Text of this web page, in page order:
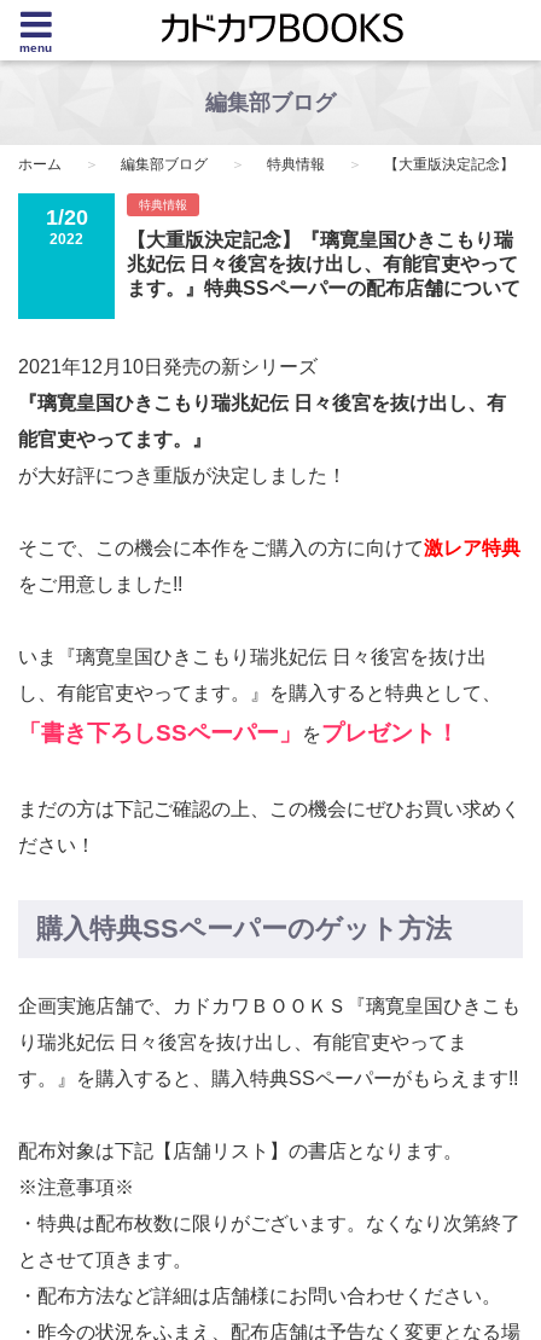
menu
編集部ブログ
ホーム 編集部ブログ 特典情報 【大重版決定記念】
1/20
2022
特典情報
【大重版決定記念】『璃寛皇国ひきこもり瑞
兆妃伝 日々後宮を抜け出し、有能官吏やって
ます。』特典SSペーパーの配布店舗について
2021年12月10日発売の新シリーズ
『璃寛皇国ひきこもり瑞兆妃伝 日々後宮を抜け出し、有
能官吏やってます。
』
が大好評につき重版が決定しました！
そこで、この機会に本作をご購入の方に向けて激レア特典
をご用意しました!!
いま『璃寛皇国ひきこもり瑞兆妃伝 日々後宮を抜け出
し、有能官吏やってます。』を購入すると特典として、
「書き下ろしSSペーパー」 をプレゼント！
まだの方は下記ご確認の上、この機会にぜひお買い求めく
ださい！
購入特典SSペーパーのゲット方法
企画実施店舗で、カドカワＢＯＯＫＳ『璃寛皇国ひきこも
り瑞兆妃伝 日々後宮を抜け出し、有能官吏やってま
す。』を購入すると、購入特典SSペーパーがもらえます!!
配布対象は下記【店舗リスト】の書店となります。
※注意事項※
・特典は配布枚数に限りがございます。なくなり次第終了
とさせて頂きます。
・配布方法など詳細は店舗様にお問い合わせください。
・昨今の状況をふまえ、配布店舗は予告なく変更となる場